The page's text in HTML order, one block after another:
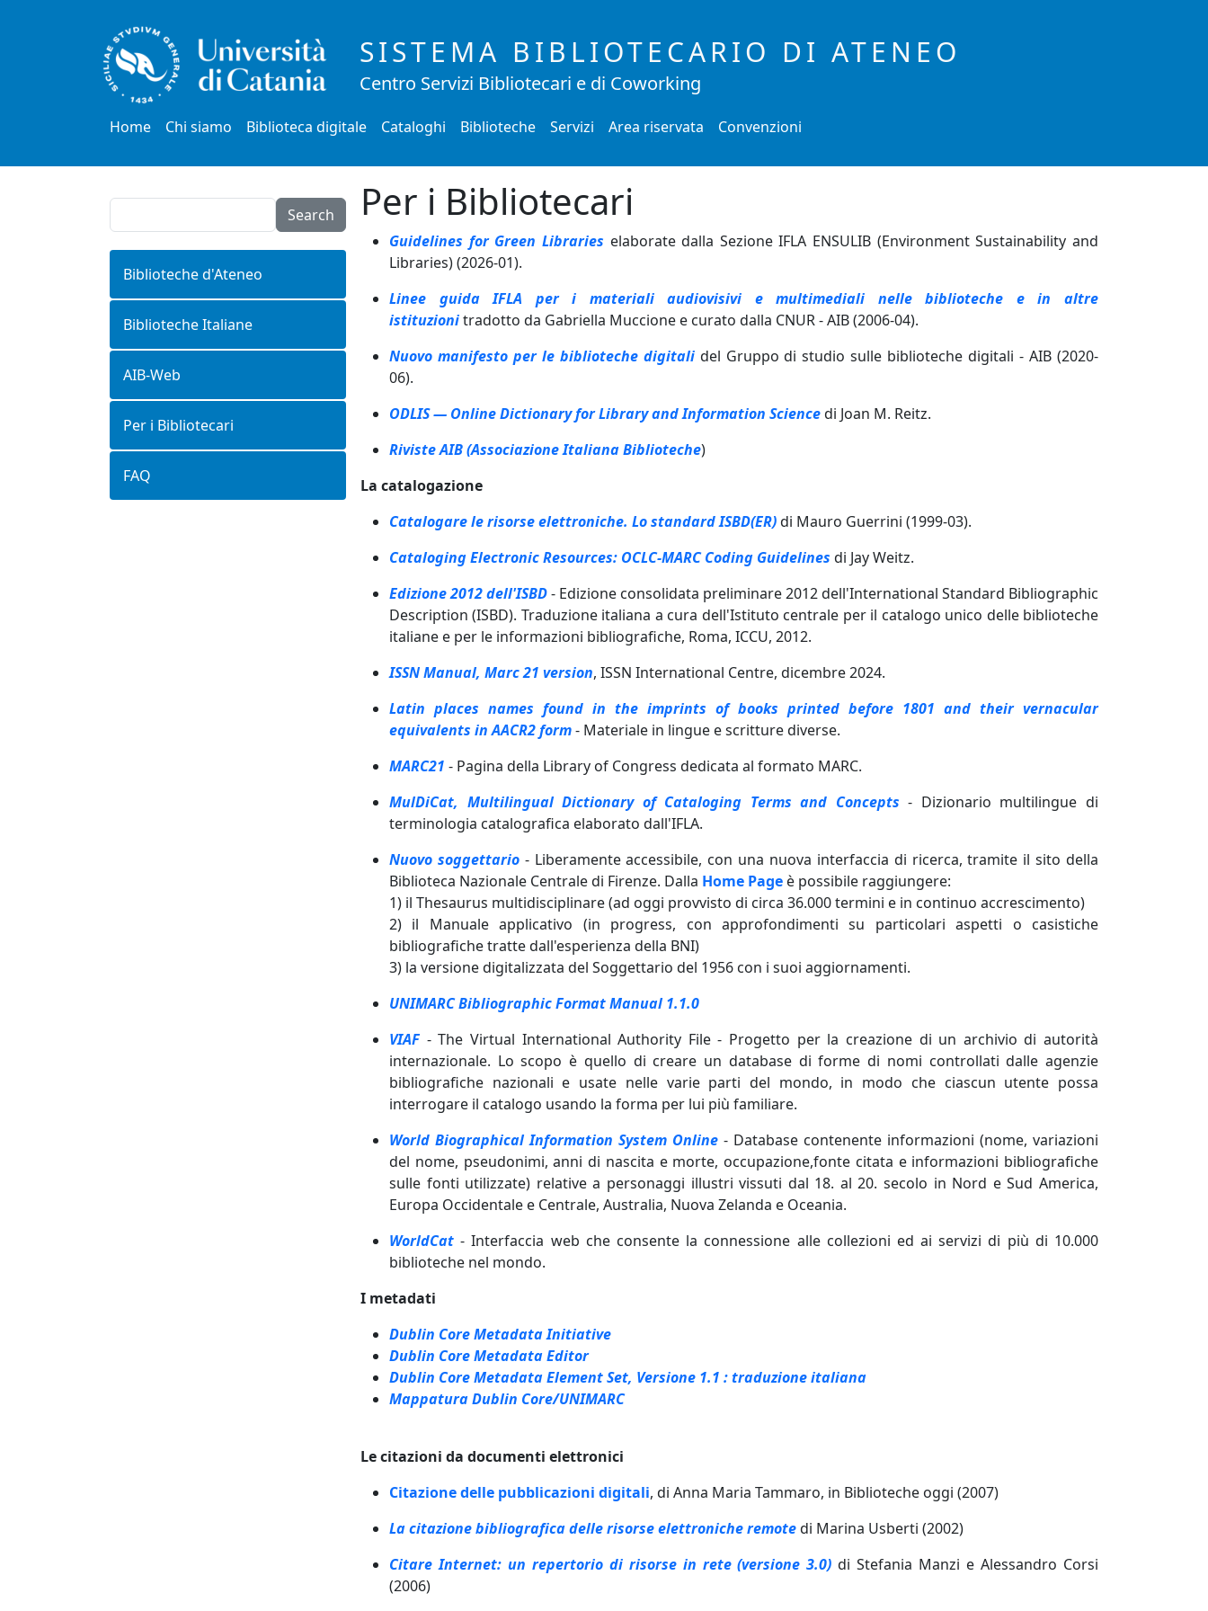
SISTEMA BIBLIOTECARIO DI ATENEO
Centro Servizi Bibliotecari e di Coworking
Main menu
Home Chi siamo Biblioteca digitale Cataloghi Biblioteche Servizi Area riservata Convenzioni
Biblioteche d'Ateneo
Biblioteche Italiane
AIB-Web
Per i Bibliotecari
FAQ
Per i Bibliotecari
Guidelines for Green Libraries elaborate dalla Sezione IFLA ENSULIB (Environment Sustainability and
Libraries) (2026-01).
Linee guida IFLA per i materiali audiovisivi e multimediali nelle biblioteche e in altre
istituzionitradotto da Gabriella Muccione e curato dalla CNUR - AIB (2006-04).
Nuovo manifesto per le biblioteche digitalidel Gruppo di studio sulle biblioteche digitali - AIB (2020-
06).
ODLIS — Online Dictionary for Library and Information Sciencedi Joan M. Reitz.
Riviste AIB (Associazione Italiana Biblioteche)
La catalogazione
Catalogare le risorse elettroniche. Lo standard ISBD(ER)di Mauro Guerrini (1999-03).
Cataloging Electronic Resources: OCLC-MARC Coding Guidelines di Jay Weitz.
Edizione 2012 dell'ISBD- Edizione consolidata preliminare 2012 dell'International Standard Bibliographic
Description (ISBD). Traduzione italiana a cura dell'Istituto centrale per il catalogo unico delle biblioteche
italiane e per le informazioni bibliografiche, Roma, ICCU, 2012.
ISSN Manual, Marc 21 version, ISSN International Centre, dicembre 2024.
Latin places names found in the imprints of books printed before 1801 and their vernacular
equivalents in AACR2 form- Materiale in lingue e scritture diverse.
MARC21 - Pagina della Library of Congress dedicata al formato MARC.
MulDiCat, Multilingual Dictionary of Cataloging Terms and Concepts - Dizionario multilingue di
terminologia catalografica elaborato dall'IFLA.
Nuovo soggettario- Liberamente accessibile, con una nuova interfaccia di ricerca, tramite il sito della
Biblioteca Nazionale Centrale di Firenze. Dalla Home Page è possibile raggiungere:
1) il Thesaurus multidisciplinare (ad oggi provvisto di circa 36.000 termini e in continuo accrescimento)
2) il Manuale applicativo (in progress, con approfondimenti su particolari aspetti o casistiche
bibliografiche tratte dall'esperienza della BNI)
3) la versione digitalizzata del Soggettario del 1956 con i suoi aggiornamenti.
UNIMARC Bibliographic Format Manual 1.1.0
VIAF - The Virtual International Authority File - Progetto per la creazione di un archivio di autorità
internazionale. Lo scopo è quello di creare un database di forme di nomi controllati dalle agenzie
bibliografiche nazionali e usate nelle varie parti del mondo, in modo che ciascun utente possa
interrogare il catalogo usando la forma per lui più familiare.
World Biographical Information System Online - Database contenente informazioni (nome, variazioni
del nome, pseudonimi, anni di nascita e morte, occupazione,fonte citata e informazioni bibliografiche
sulle fonti utilizzate) relative a personaggi illustri vissuti dal 18. al 20. secolo in Nord e Sud America,
Europa Occidentale e Centrale, Australia, Nuova Zelanda e Oceania.
WorldCat - Interfaccia web che consente la connessione alle collezioni ed ai servizi di più di 10.000
biblioteche nel mondo.
I metadati
Dublin Core Metadata Initiative
Dublin Core Metadata Editor
Dublin Core Metadata Element Set, Versione 1.1 : traduzione italiana
Mappatura Dublin Core/UNIMARC
Le citazioni da documenti elettronici
Citazione delle pubblicazioni digitali, di Anna Maria Tammaro, in Biblioteche oggi (2007)
La citazione bibliografica delle risorse elettroniche remotedi Marina Usberti (2002)
Citare Internet: un repertorio di risorse in rete (versione 3.0) di Stefania Manzi e Alessandro Corsi
(2006)